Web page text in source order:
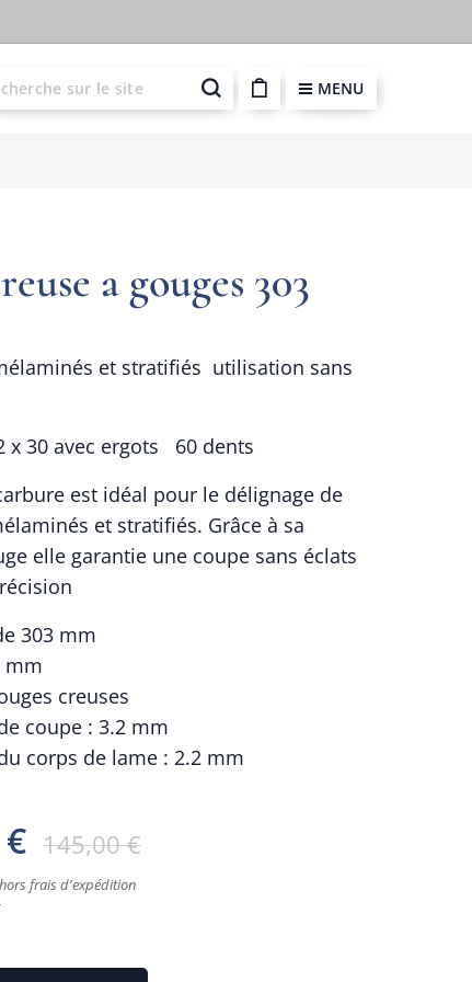
MENU
a gouges 303
et stratifiés utilisation sans
x 30 avec ergots 60 dents
est idéal pour le délignage de
et stratifiés. Grâce à sa
elle garantie une coupe sans éclats
303 mm
mm
creuses
coupe : 3.2 mm
corps de lame : 2.2 mm
€ 145,00€
hors frais d'expédition